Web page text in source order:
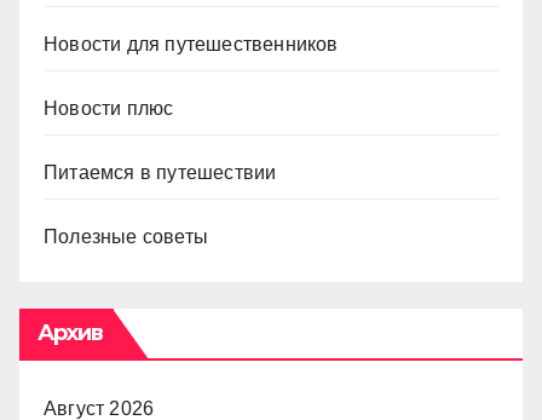
Новости для путешественников
Новости плюс
Питаемся в путешествии
Полезные советы
Архив
Август 2026